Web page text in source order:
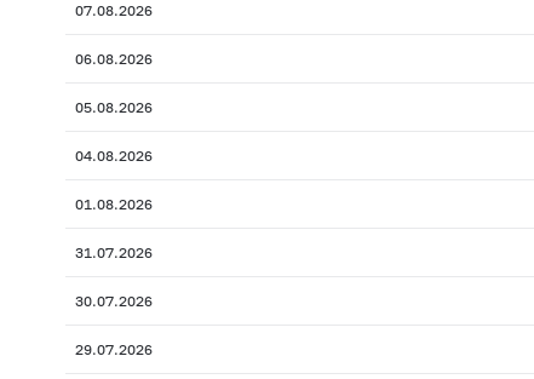
07.08.2026
06.08.2026
05.08.2026
04.08.2026
01.08.2026
31.07.2026
30.07.2026
29.07.2026